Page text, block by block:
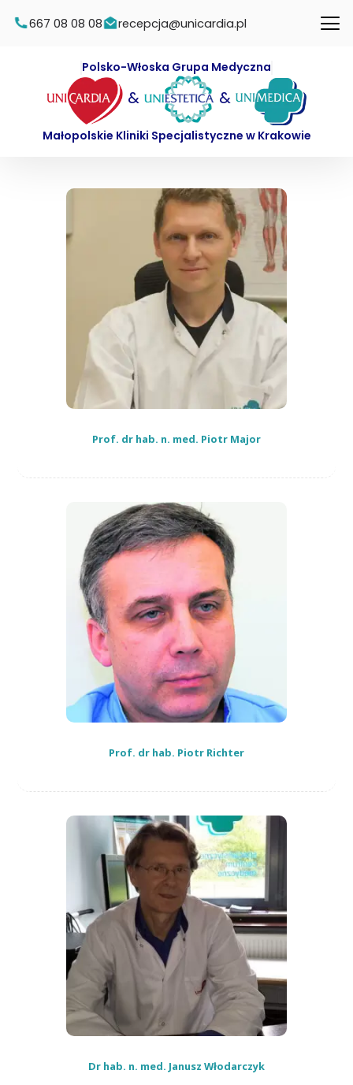
667 08 08 08 recepcja@unicardia.pl
Polsko-Włoska Grupa Medyczna
& &
Małopolskie Kliniki Specjalistyczne w Krakowie
Prof. dr hab. n. med. Piotr Major
Prof. dr hab. Piotr Richter
Dr hab. n. med. Janusz Włodarczyk